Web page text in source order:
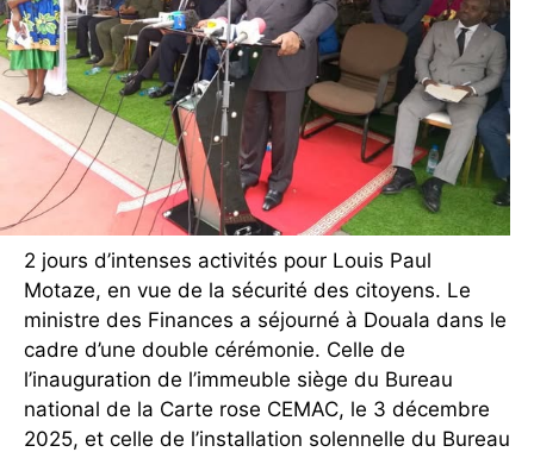
2 jours d’intenses activités pour Louis Paul
Motaze, en vue de la sécurité des citoyens. Le
ministre des Finances a séjourné à Douala dans le
cadre d’une double cérémonie. Celle de
l’inauguration de l’immeuble siège du Bureau
national de la Carte rose CEMAC, le 3 décembre
2025, et celle de l’installation solennelle du Bureau